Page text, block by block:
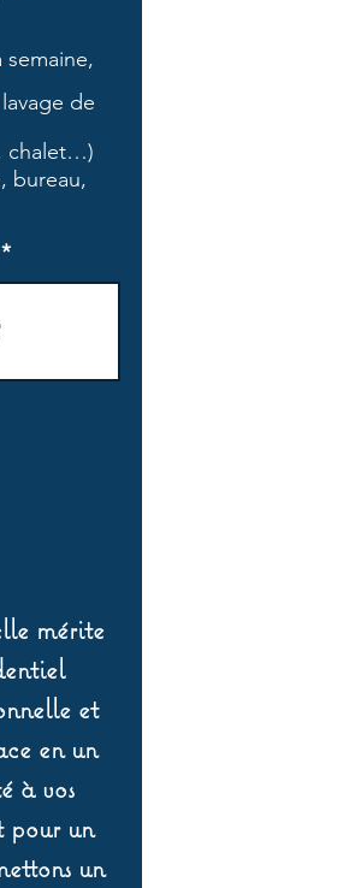
i
a
o
i
de
chalet…)
bureau,
mérite
et
en un
à vos
pour un
un